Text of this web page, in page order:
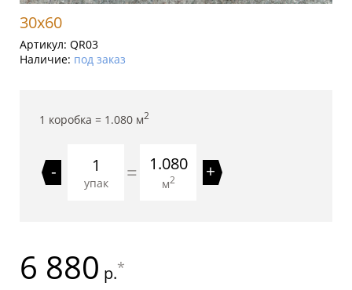
30x60
Артикул: QR03
Наличие: под заказ
1 коробка = 1.080 м2
-
упак = 1.080
м2 +
6 880 р.*